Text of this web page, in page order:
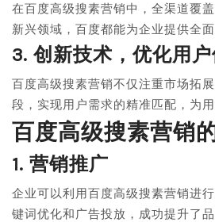
在百度高级搜素营销中，全渠道覆
新兴领域，百度都能为企业提供全
3. 创新技术，优化用
百度高级搜素营销不仅注重市场拓
段，实现用户需求的精准匹配，为
百度高级搜素营销
1. 营销推广
企业可以利用百度高级搜素营销进
键词优化和广告投放，成功提升了